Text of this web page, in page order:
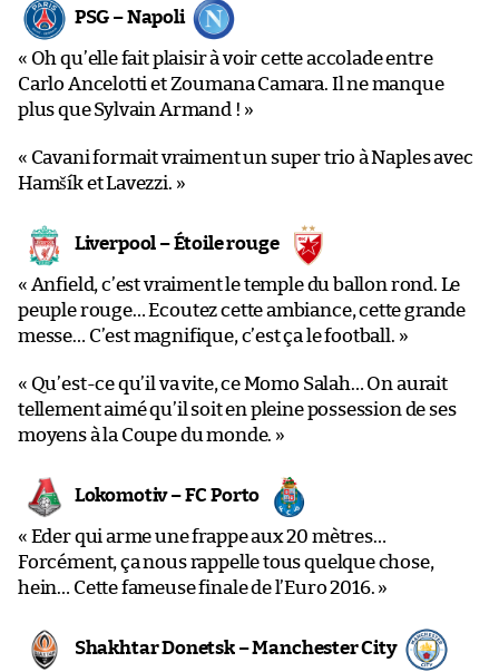
PSG – Napoli
« Oh qu’elle fait plaisir à voir cette accolade entre
Carlo Ancelotti et Zoumana Camara. Il ne manque
plus que Sylvain Armand ! »
« Cavani formait vraiment un super trio à Naples avec
Hamšík et Lavezzi. »
Liverpool – Étoile rouge
« Anfield, c’est vraiment le temple du ballon rond. Le
peuple rouge… Ecoutez cette ambiance, cette grande
messe… C’est magnifique, c’est ça le football. »
« Qu’est-ce qu’il va vite, ce Momo Salah… On aurait
tellement aimé qu’il soit en pleine possession de ses
moyens à la Coupe du monde. »
Lokomotiv – FC Porto
« Eder qui arme une frappe aux 20 mètres…
Forcément, ça nous rappelle tous quelque chose,
hein… Cette fameuse finale de l’Euro 2016. »
Shakhtar Donetsk – Manchester City